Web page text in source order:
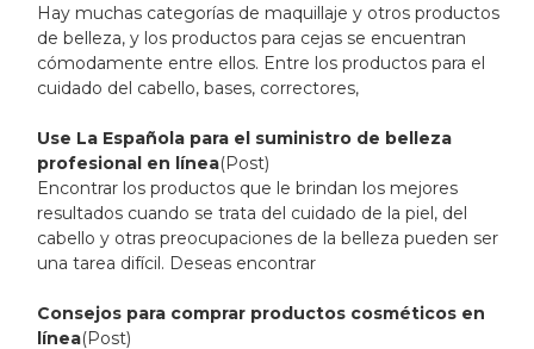
Hay muchas categorías de maquillaje y otros productos
de belleza, y los productos para cejas se encuentran
cómodamente entre ellos. Entre los productos para el
cuidado del cabello, bases, correctores,
Use La Española para el suministro de belleza
profesional en línea(Post)
Encontrar los productos que le brindan los mejores
resultados cuando se trata del cuidado de la piel, del
cabello y otras preocupaciones de la belleza pueden ser
una tarea difícil. Deseas encontrar
Consejos para comprar productos cosméticos en
línea(Post)